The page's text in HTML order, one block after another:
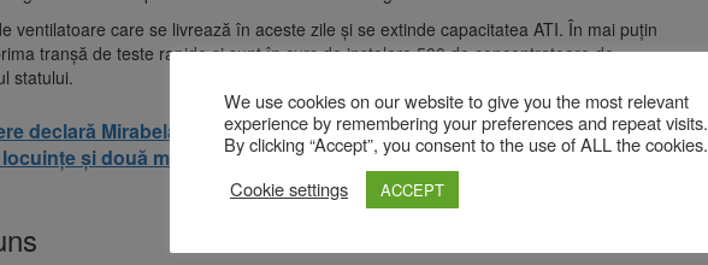
ventilatoare care se livrează în aceste zile și se extinde capacitatea ATI. În mai puțin
tranșă de teste rapide și sunt în curs de instalare 500 de concentratoare de
statului.
declară Mirabela Grădinaru, partenera președintelui Nicușor Dan:
și două mașini
We use cookies on our website to give you the most relevant
experience by remembering your preferences and repeat visits.
By clicking “Accept”, you consent to the use of ALL the cookies.
Cookie settings
ACCEPT